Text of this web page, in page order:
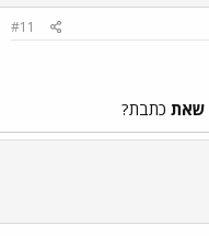
#11
שאת כתבת?